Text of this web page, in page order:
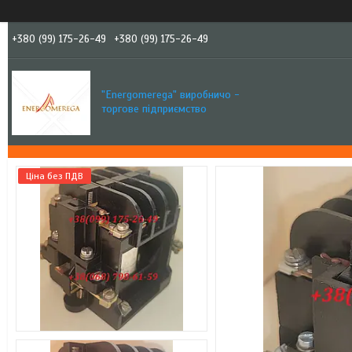
+380 (99) 175-26-49 +380 (99) 175-26-49
"Еnergomerega" виробничо -
торгове підприємство
Ціна без ПДВ